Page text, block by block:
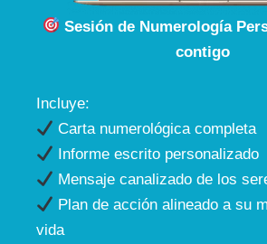
Sesión de Numerología
contigo
Incluye:
Carta numerológica completa
Informe escrito personalizado
Mensaje canalizado de los
Plan de acción alineado a su
vida